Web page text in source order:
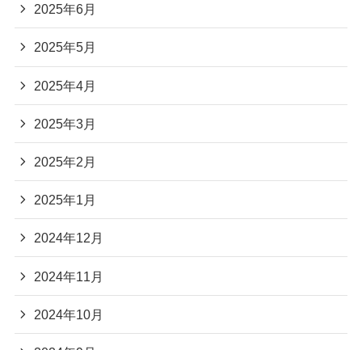
2025年6月
2025年5月
2025年4月
2025年3月
2025年2月
2025年1月
2024年12月
2024年11月
2024年10月